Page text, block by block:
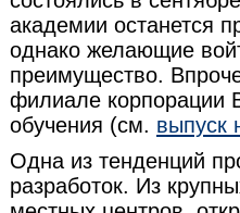
академии останется
однако желающие
преимущество.
филиале корпорации
обучения (см. выпуск
Одна из тенденций
разработок. Из